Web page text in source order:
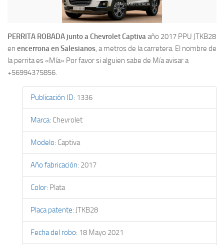
PERRITA ROBADA junto a Chevrolet Captivaaño 2017 PPU JTKB28
en encerrona en Salesianos, a metros de la carretera. El nombre de
la perrita es «Mía» Por favor si alguien sabe de Mía avisar a
+56994375856.
Publicación ID: 1336
Marca: Chevrolet
Modelo: Captiva
Año fabricación: 2017
Color: Plata
Placa patente: JTKB28
Fecha del robo: 18 Mayo 2021